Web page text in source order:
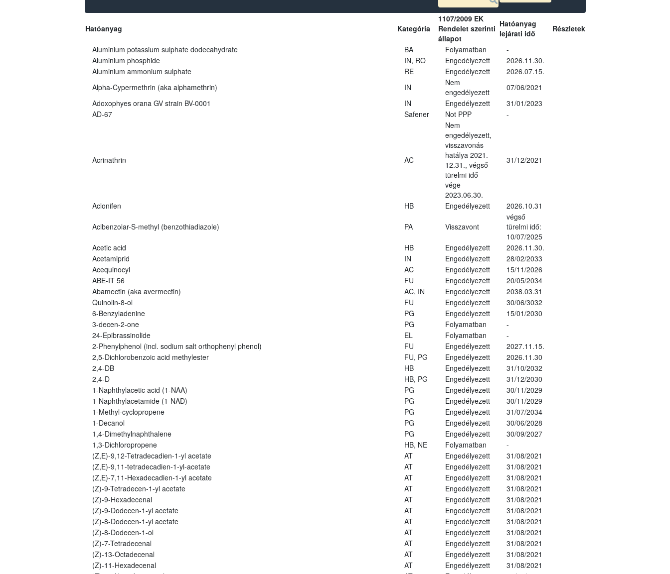
Hatóanyag Kategória
1107/2009 EK
Rendelet szerinti
állapot
Hatóanyag
lejárati idő
Részletek
Aluminium potassium sulphate dodecahydrate BA Folyamatban
-
Aluminium phosphide
IN, RO Engedélyezett
2026.11.30.
Aluminium ammonium sulphate
RE Engedélyezett
2026.07.15.
Alpha-Cypermethrin (aka alphamethrin)
IN
Nem
engedélyezett
07/06/2021
Adoxophyes orana GV strain BV-0001
IN Engedélyezett
31/01/2023
AD-67
Safener Not PPP -
Acrinathrin AC
Nem
engedélyezett,
visszavonás
hatálya 2021.
12.31., végső
türelmi idő
vége
2023.06.30.
31/12/2021
Aclonifen HB Engedélyezett 2026.10.31
Acibenzolar-S-methyl (benzothiadiazole) PA Visszavont
végső
türelmi idő:
10/07/2025
Acetic acid
HB Engedélyezett
2026.11.30.
Acetamiprid
IN Engedélyezett
28/02/2033
Acequinocyl
AC Engedélyezett
15/11/2026
ABE-IT 56
FU Engedélyezett
20/05/2034
Abamectin (aka avermectin)
AC, IN Engedélyezett
2038.03.31
Quinolin-8-ol
FU Engedélyezett
30/06/3032
6-Benzyladenine
PG Engedélyezett
15/01/2030
3-decen-2-one
PG Folyamatban
-
24-Epibrassinolide
EL Folyamatban
-
2-Phenylphenol (incl. sodium salt orthophenyl phenol)
FU Engedélyezett
2027.11.15.
2,5-Dichlorobenzoic acid methylester
FU, PG Engedélyezett
2026.11.30
2,4-DB
HB Engedélyezett
31/10/2032
2,4-D
HB, PG Engedélyezett
31/12/2030
1-Naphthylacetic acid (1-NAA)
PG Engedélyezett
30/11/2029
1-Naphthylacetamide (1-NAD)
PG Engedélyezett
30/11/2029
1-Methyl-cyclopropene
PG Engedélyezett
31/07/2034
1-Decanol
PG Engedélyezett
30/06/2028
1,4-Dimethylnaphthalene
PG Engedélyezett
30/09/2027
1,3-Dichloropropene
HB, NE Folyamatban
-
(Z,E)-9,12-Tetradecadien-1-yl acetate
AT Engedélyezett
31/08/2021
(Z,E)-9,11-tetradecadien-1-yl-acetate
AT Engedélyezett
31/08/2021
(Z,E)-7,11-Hexadecadien-1-yl acetate
AT Engedélyezett
31/08/2021
(Z)-9-Tetradecen-1-yl acetate
AT Engedélyezett
31/08/2021
(Z)-9-Hexadecenal
AT Engedélyezett
31/08/2021
(Z)-9-Dodecen-1-yl acetate
AT Engedélyezett
31/08/2021
(Z)-8-Dodecen-1-yl acetate
AT Engedélyezett
31/08/2021
(Z)-8-Dodecen-1-ol
AT Engedélyezett
31/08/2021
(Z)-7-Tetradecenal
AT Engedélyezett
31/08/2021
(Z)-13-Octadecenal
AT Engedélyezett
31/08/2021
(Z)-11-Hexadecenal
AT Engedélyezett
31/08/2021